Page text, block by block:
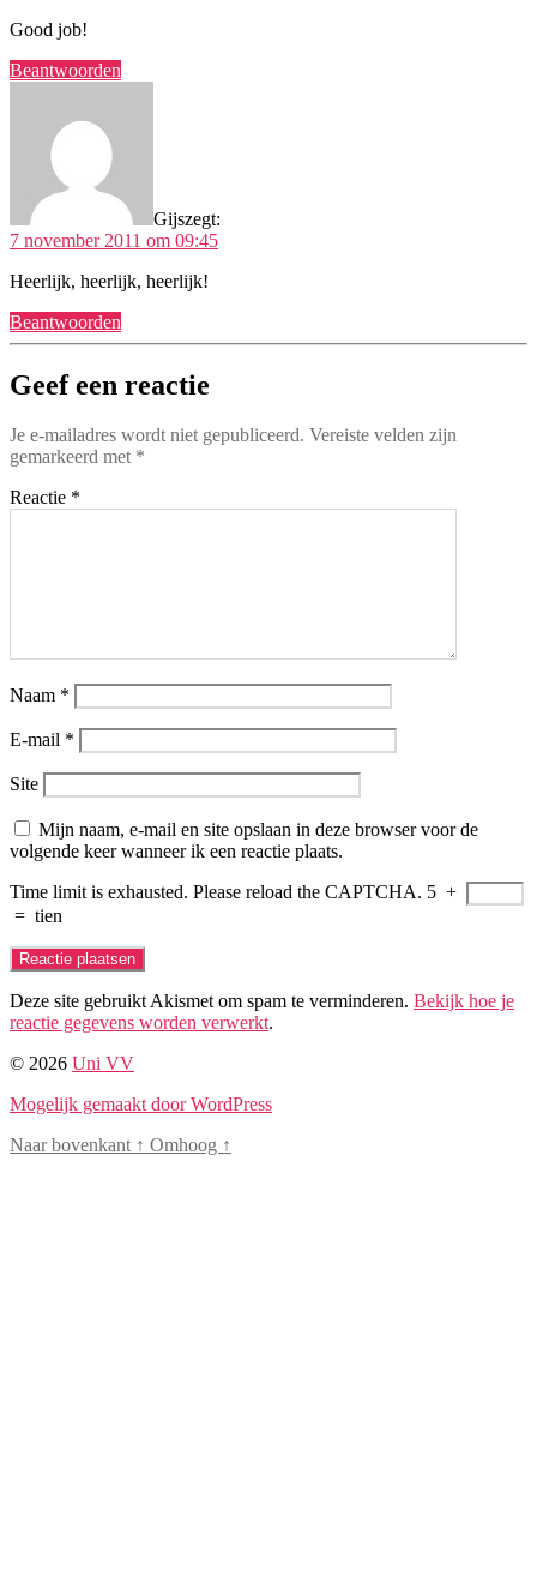
Good job!
Beantwoorden
Gijszegt:
7 november 2011 om 09:45
Heerlijk, heerlijk, heerlijk!
Beantwoorden
Geef een reactie
Je e-mailadres wordt niet gepubliceerd. Vereiste velden zijn
gemarkeerd met *
Reactie *
Naam *
E-mail *
Site
Mijn naam, e-mail en site opslaan in deze browser voor de
volgende keer wanneer ik een reactie plaats.
Time limit is exhausted. Please reload the CAPTCHA. 5 +
= tien
Deze site gebruikt Akismet om spam te verminderen. Bekijk hoe je
reactie gegevens worden verwerkt.
© 2026 Uni VV
Mogelijk gemaakt door WordPress
Naar bovenkant ↑ Omhoog ↑